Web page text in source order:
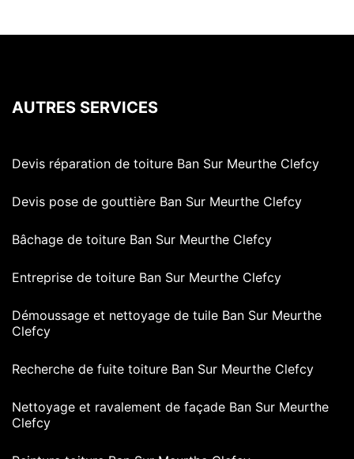
AUTRES SERVICES
Devis réparation de toiture Ban Sur Meurthe Clefcy
Devis pose de gouttière Ban Sur Meurthe Clefcy
Bâchage de toiture Ban Sur Meurthe Clefcy
Entreprise de toiture Ban Sur Meurthe Clefcy
Démoussage et nettoyage de tuile Ban Sur Meurthe
Clefcy
Recherche de fuite toiture Ban Sur Meurthe Clefcy
Nettoyage et ravalement de façade Ban Sur Meurthe
Clefcy